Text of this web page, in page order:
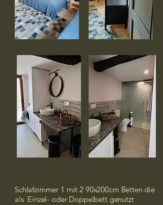
Schlafzimmer 1 mit 2 90x200cm Betten die
als Einzel- oder Doppelbett genutzt